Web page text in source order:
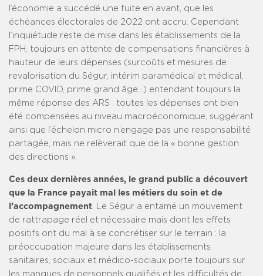
l’économie a succédé une fuite en avant, que les
échéances électorales de 2022 ont accru. Cependant
l’inquiétude reste de mise dans les établissements de la
FPH, toujours en attente de compensations financières à
hauteur de leurs dépenses (surcoûts et mesures de
revalorisation du Ségur, intérim paramédical et médical,
prime COVID, prime grand âge…) entendant toujours la
même réponse des ARS : toutes les dépenses ont bien
été compensées au niveau macroéconomique, suggérant
ainsi que l’échelon micro n’engage pas une responsabilité
partagée, mais ne relèverait que de la « bonne gestion
des directions ».
Ces deux dernières années, le grand public a découvert
que la France payait mal les métiers du soin et de
l’accompagnement. Le Ségur a entamé un mouvement
de rattrapage réel et nécessaire mais dont les effets
positifs ont du mal à se concrétiser sur le terrain : la
préoccupation majeure dans les établissements
sanitaires, sociaux et médico-sociaux porte toujours sur
les manques de personnels qualifiés et les difficultés de